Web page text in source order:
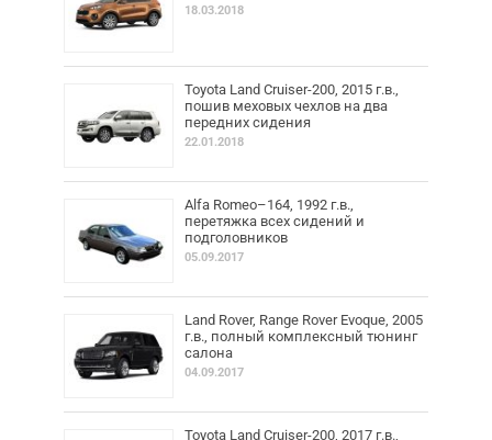
18.03.2018
Toyota Land Cruiser-200, 2015 г.в.,
пошив меховых чехлов на два
передних сидения
22.01.2018
Alfa Romeo–164, 1992 г.в.,
перетяжка всех сидений и
подголовников
05.09.2017
Land Rover, Range Rover Evoque, 2005
г.в., полный комплексный тюнинг
салона
04.09.2017
Toyota Land Cruiser-200, 2017 г.в.,